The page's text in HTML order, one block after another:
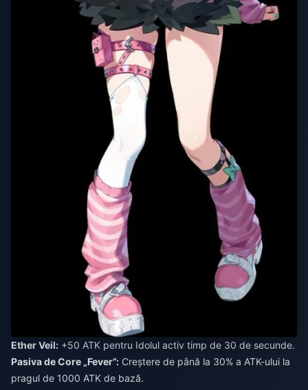
Ether Veil: +50 ATK pentru Idolul activ timp de 30 de secunde.
Pasiva de Core „Fever”: Creștere de până la 30% a ATK-ului la
pragul de 1000 ATK de bază.